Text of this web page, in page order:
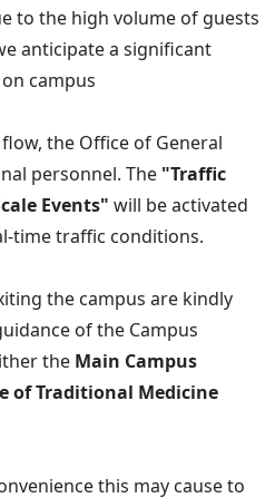
to the high volume of guests
anticipate a significant
campus
the Office of General
personnel. The "Traffic
Events" will be activated
time traffic conditions.
the campus are kindly
of the Campus
the Main Campus
of Traditional Medicine
this may cause to